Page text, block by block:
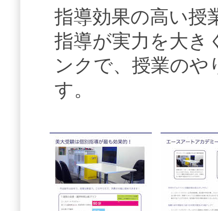
指導効果の高い授
指導が実力を大き
ンクで、授業の
す。